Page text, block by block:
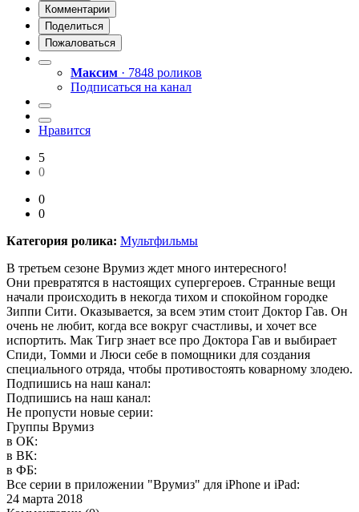
Комментарии
Поделиться
Пожаловаться
Максим · 7848 роликов
Подписаться на канал
Нравится
5
0
0
0
Категория ролика: Мультфильмы
В третьем сезоне Врумиз ждет много интересного!
Они превратятся в настоящих супергероев. Странные вещи
начали происходить в некогда тихом и спокойном городке
Зиппи Сити. Оказывается, за всем этим стоит Доктор Гав. Он
очень не любит, когда все вокруг счастливы, и хочет все
испортить. Mак Тигр знает все про Доктора Гав и выбирает
Спиди, Томми и Люси себе в помощники для создания
специального отряда, чтобы противостоять коварному злодею.
Подпишись на наш канал:
Подпишись на наш канал:
Не пропусти новые серии:
Группы Врумиз
в ОК:
в ВК:
в ФБ:
Все серии в приложении "Врумиз" для iPhone и iPad:
24 марта 2018